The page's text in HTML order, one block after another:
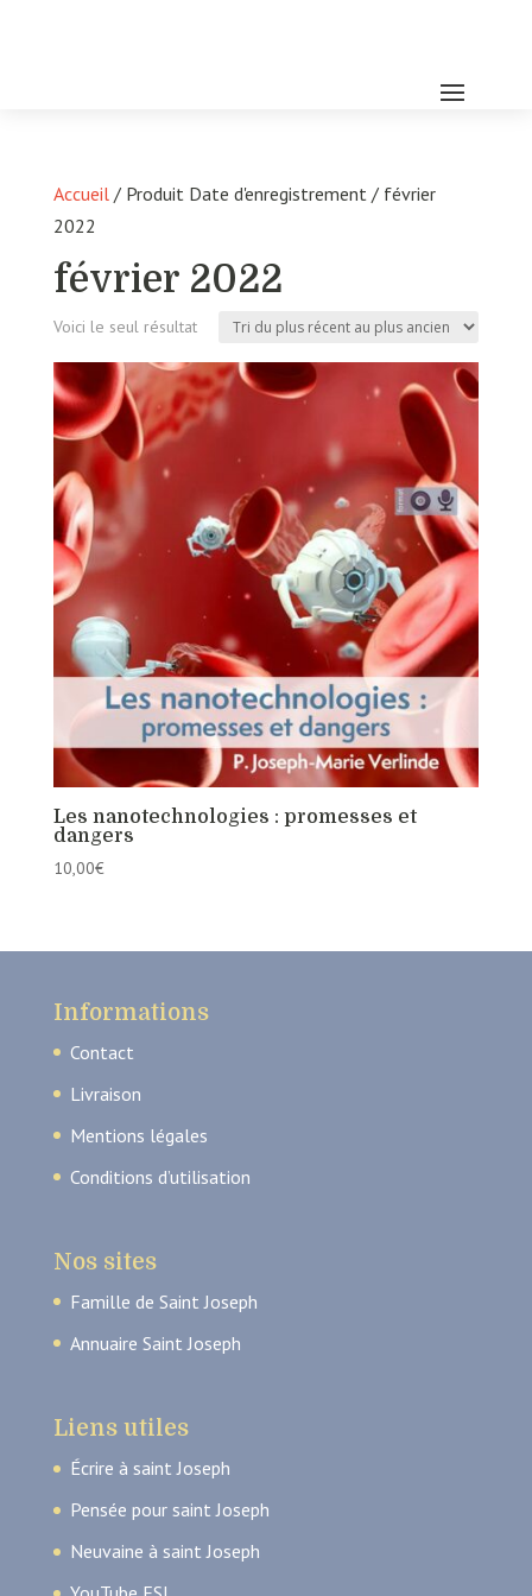
Accueil/ Produit Date d'enregistrement / février
2022
février 2022
Voici le seul résultat
Les nanotechnologies : promesses et
dangers
10,00€
Informations
Contact
Livraison
Mentions légales
Conditions d’utilisation
Nos sites
Famille de Saint Joseph
Annuaire Saint Joseph
Liens utiles
Écrire à saint Joseph
Pensée pour saint Joseph
Neuvaine à saint Joseph